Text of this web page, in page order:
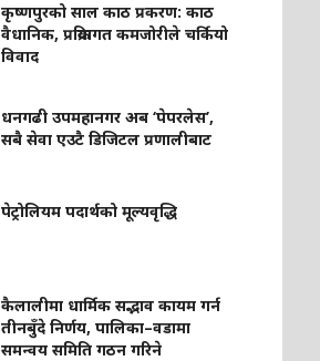
कृष्णपुरको साल काठ प्रकरण: काठ
वैधानिक, प्रक्रियागत कमजोरीले चर्कियो
विवाद
धनगढी उपमहानगर अब ‘पेपरलेस’,
सबै सेवा एउटै डिजिटल प्रणालीबाट
पेट्रोलियम पदार्थको मूल्यवृद्धि
कैलालीमा धार्मिक सद्भाव कायम गर्न
तीनबुँदे निर्णय, पालिका–वडामा
समन्वय समिति गठन गरिने